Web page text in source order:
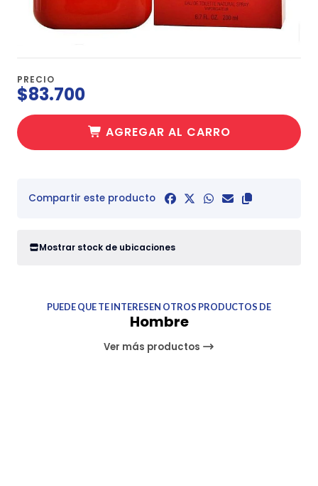
PRECIO
$83.700
AGREGAR AL CARRO
Compartir este producto
Mostrar stock de ubicaciones
PUEDE QUE TE INTERESEN OTROS PRODUCTOS DE
Hombre
Ver más productos